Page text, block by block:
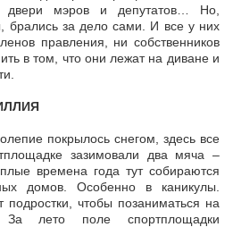
двери мэров и депутатов… Но,
брались за дело сами. И все у них
правления, ни собственников
в том, что они лежат на диване и
покрылось снегом, здесь все
зазимовали два мяча –
времена года тут собираются
домов. Особенно в каникулы.
чтобы позаниматься на
За лето поле спортплощадки